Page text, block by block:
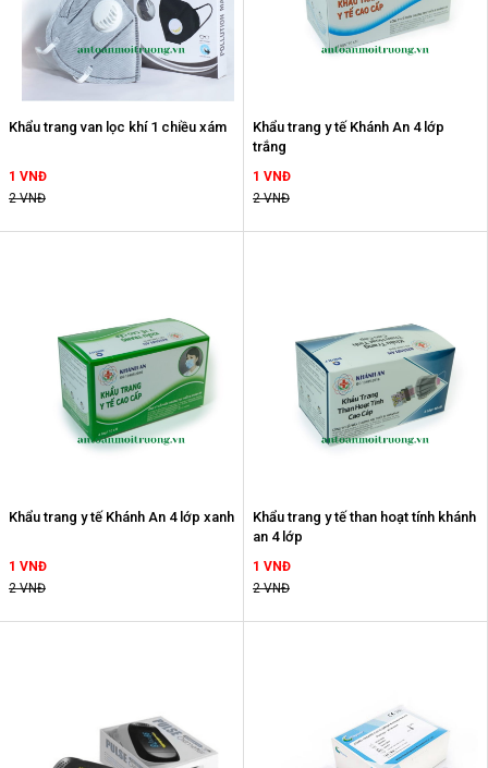
Khẩu trang van lọc khí 1 chiều xám
1 VNĐ
2 VNĐ
Khẩu trang y tế Khánh An 4 lớp
trắng
1 VNĐ
2 VNĐ
Khẩu trang y tế Khánh An 4 lớp xanh
1 VNĐ
2 VNĐ
Khẩu trang y tế than hoạt tính khánh
an 4 lớp
1 VNĐ
2 VNĐ